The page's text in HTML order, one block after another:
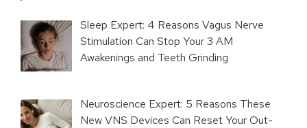
Sleep Expert: 4 Reasons Vagus Nerve
Stimulation Can Stop Your 3 AM
Awakenings and Teeth Grinding
Neuroscience Expert: 5 Reasons These
New VNS Devices Can Reset Your Out-